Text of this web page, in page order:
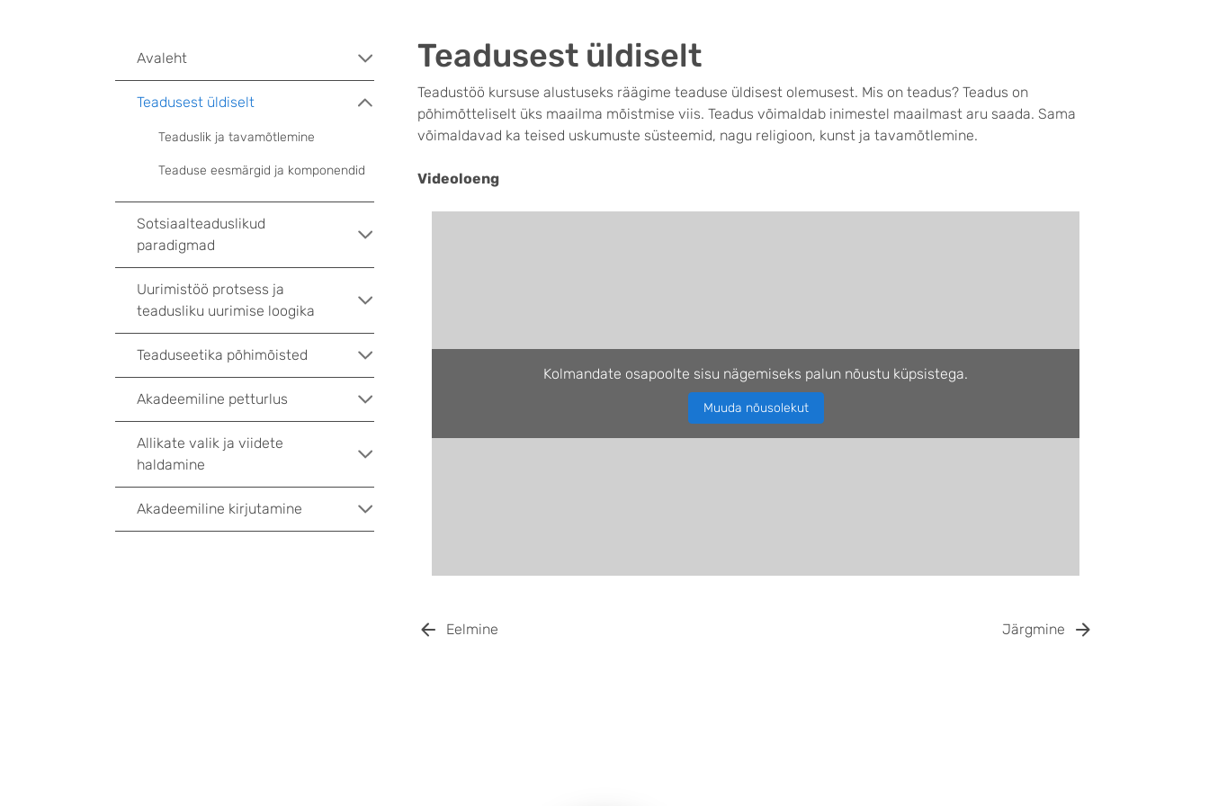
Teadusest üldiselt
Teadustöö kursuse alustuseks räägime teaduse üldisest olemusest. Mis on teadus? Teadus on
põhimõtteliselt üks maailma mõistmise viis. Teadus võimaldab inimestel maailmast aru saada. Sama
võimaldavad ka teised uskumuste süsteemid, nagu religioon, kunst ja tavamõtlemine.
Videoloeng
Kolmandate osapoolte sisu nägemiseks palun nõustu küpsistega.
Muuda nõusolekut
Eelmine Järgmine
Avaleht
Teadusest üldiselt
Teaduslik ja tavamõtlemine
Teaduse eesmärgid ja komponendid
Sotsiaalteaduslikud
paradigmad
Uurimistöö protsess ja
teadusliku uurimise loogika
Teaduseetika põhimõisted
Akadeemiline petturlus
Allikate valik ja viidete
haldamine
Akadeemiline kirjutamine